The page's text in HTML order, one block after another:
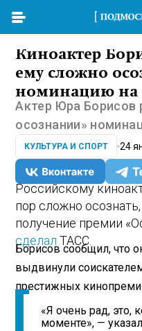
Киноактер
ему сложно
номинацию на
Актер Юра Борисов
осознании»
КУЛЬТУРА И СПОРТ 24
Российскому
пор сложно
получение премии
сделал ТАСС.
Борисов сообщил, что
выдвинули
престижных
«Я очень рад, это,
моменте», —